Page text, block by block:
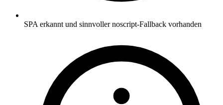
SPA erkannt und sinnvoller noscript-Fallback vorhanden